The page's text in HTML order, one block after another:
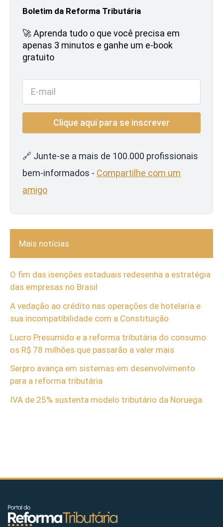
Boletim da Reforma Tributária
🚀 Aprenda tudo o que você precisa em
apenas 3 minutos e ganhe um e-book
gratuito
🔗 Junte-se a mais de 100.000 profissionais
bem-informados - Compartilhe com um
amigo
Mais notícias
O fim das isenções estaduais redesenha a estratégia
das empresas no Brasil
A vedação ao crédito nas operações de hotelaria e
sua incompatibilidade com a Constituição
Lucro Presumido e a reforma tributária do consumo:
os R$ 78 milhões que passarão a valer mais
Serpro avança em sistemas em desenvolvimento
para a reforma tributária
IVA de 25% sustenta modelo tributário da Noruega